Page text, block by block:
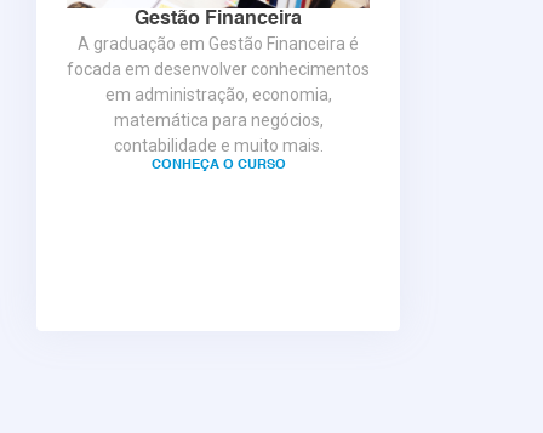
Gestão Financeira
A graduação em Gestão Financeira é
focada em desenvolver conhecimentos
em administração, economia,
matemática para negócios,
contabilidade e muito mais.
CONHEÇA O CURSO